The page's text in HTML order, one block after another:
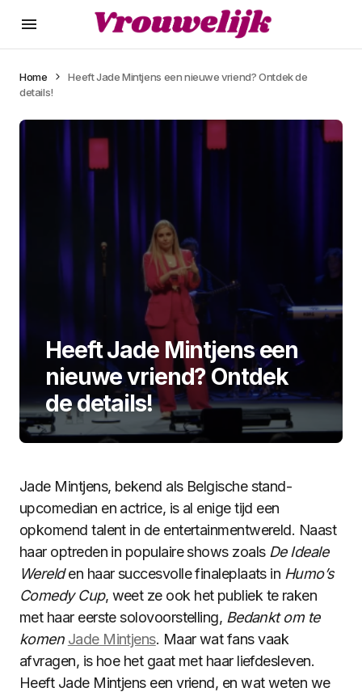
Home
Heeft Jade Mintjens een nieuwe vriend? Ontdek de
details!
Heeft Jade Mintjens een
nieuwe vriend? Ontdek
de details!
Jade Mintjens, bekend als Belgische stand-
upcomedian en actrice, is al enige tijd een
opkomend talent in de entertainmentwereld. Naast
haar optreden in populaire shows zoals De Ideale
Werelden haar succesvolle finaleplaats in Humo’s
Comedy Cup, weet ze ook het publiek te raken
met haar eerste solovoorstelling, Bedankt om te
komen​ Jade Mintjens. Maar wat fans vaak
afvragen, is hoe het gaat met haar liefdesleven.
Heeft Jade Mintjens een vriend, en wat weten we